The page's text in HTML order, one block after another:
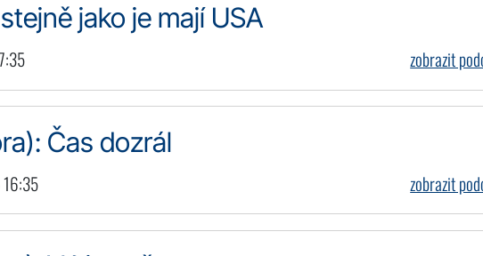
jako je mají USA
zobrazit
Čas dozrál
zobrazit